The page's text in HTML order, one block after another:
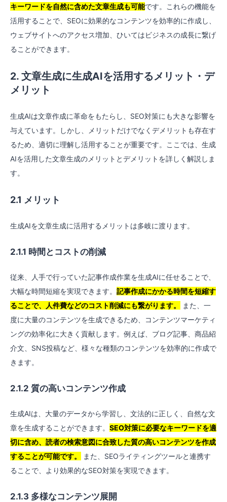
キーワードを自然に含めた文章生成も可能です。これらの機能を
活用することで、SEOに効果的なコンテンツを効率的に作成し、
ウェブサイトへのアクセス増加、ひいてはビジネスの成長に繋げ
ることができます。
2. 文章生成に生成AIを活用するメリット・デ
メリット
生成AIは文章作成に革命をもたらし、SEO対策にも大きな影響を
与えています。しかし、メリットだけでなくデメリットも存在す
るため、適切に理解し活用することが重要です。ここでは、生成
AIを活用した文章生成のメリットとデメリットを詳しく解説しま
す。
2.1 メリット
生成AIを文章生成に活用するメリットは多岐に渡ります。
2.1.1 時間とコストの削減
従来、人手で行っていた記事作成作業を生成AIに任せることで、
大幅な時間短縮を実現できます。 記事作成にかかる時間を短縮す
ることで、人件費などのコスト削減にも繋がります。
また、一
度に大量のコンテンツを生成できるため、コンテンツマーケティ
ングの効率化に大きく貢献します。例えば、ブログ記事、商品紹
介文、SNS投稿など、様々な種類のコンテンツを効率的に作成で
きます。
2.1.2 質の高いコンテンツ作成
生成AIは、大量のデータから学習し、文法的に正しく、自然な文
章を生成することができます。 SEO対策に必要なキーワードを適
切に含め、読者の検索意図に合致した質の高いコンテンツを作成
することが可能です。
また、SEOライティングツールと連携す
ることで、より効果的なSEO対策を実現できます。
2.1.3 多様なコンテンツ展開